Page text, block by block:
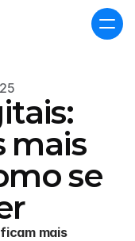
mais
se
mais